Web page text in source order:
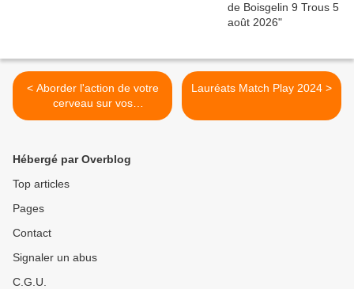
< Aborder l'action de votre
cerveau sur vos
performances
Lauréats Match Play 2024 >
Hébergé par Overblog
Top articles
Pages
Contact
Signaler un abus
C.G.U.